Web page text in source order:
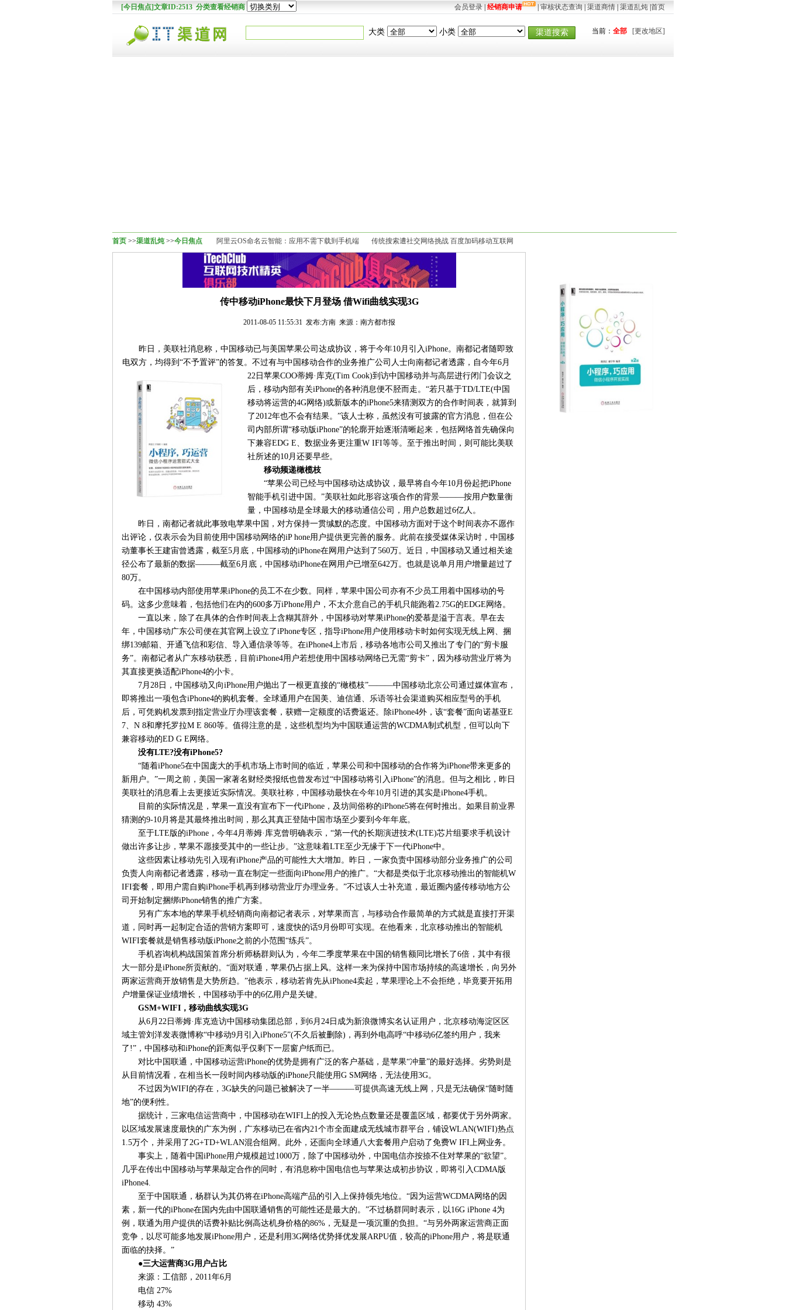
[今日焦点]文章ID:2513 分类查看经销商 会员登录 经销商申请 审核状态查询 渠道商情 渠道乱炖 首页
大类 小类 渠道搜索 当前： 全部 [更改地区]
首页 >>渠道乱炖>>今日焦点 阿里云OS命名云智能：应用不需下载到手机端 传统搜索遭社交网络挑战 百度加码移动互联网
传中移动iPhone最快下月登场 借Wifi曲线实现3G
2011-08-05 11:55:31 发布:方南 来源：南方都市报
昨日，美联社消息称，中国移动已与美国苹果公司达成协议，将于今年10月引入iPhone。南都记者随即致
电双方，均得到“不予置评”的答复。不过有与中国移动合作的业务推广公司人士向南都记者透露，自今年6月
22日苹果COO蒂姆·库克(Tim Cook)到访中国移动并与高层进行闭门会议之
后，移动内部有关iPhone的各种消息便不胫而走。“若只基于TD/LTE(中国
移动将运营的4G网络)或新版本的iPhone5来猜测双方的合作时间表，就算到
了2012年也不会有结果。”该人士称，虽然没有可披露的官方消息，但在公
司内部所谓“移动版iPhone”的轮廓开始逐渐清晰起来，包括网络首先确保向
下兼容EDG E、数据业务更注重W IFI等等。至于推出时间，则可能比美联
社所述的10月还要早些。
移动频递橄榄枝
“苹果公司已经与中国移动达成协议，最早将自今年10月份起把iPhone
智能手机引进中国。”美联社如此形容这项合作的背景———按用户数量衡
量，中国移动是全球最大的移动通信公司，用户总数超过6亿人。
昨日，南都记者就此事致电苹果中国，对方保持一贯缄默的态度。中国移动方面对于这个时间表亦不愿作
出评论，仅表示会为目前使用中国移动网络的iP hone用户提供更完善的服务。此前在接受媒体采访时，中国移
动董事长王建宙曾透露，截至5月底，中国移动的iPhone在网用户达到了560万。近日，中国移动又通过相关途
径公布了最新的数据———截至6月底，中国移动iPhone在网用户已增至642万。也就是说单月用户增量超过了
80万。
在中国移动内部使用苹果iPhone的员工不在少数。同样，苹果中国公司亦有不少员工用着中国移动的号
码。这多少意味着，包括他们在内的600多万iPhone用户，不太介意自己的手机只能跑着2.75G的EDGE网络。
一直以来，除了在具体的合作时间表上含糊其辞外，中国移动对苹果iPhone的爱慕是溢于言表。早在去
年，中国移动广东公司便在其官网上设立了iPhone专区，指导iPhone用户使用移动卡时如何实现无线上网、捆
绑139邮箱、开通飞信和彩信、导入通信录等等。在iPhone4上市后，移动各地市公司又推出了专门的“剪卡服
务”。南都记者从广东移动获悉，目前iPhone4用户若想使用中国移动网络已无需“剪卡”，因为移动营业厅将为
其直接更换适配iPhone4的小卡。
7月28日，中国移动又向iPhone用户抛出了一根更直接的“橄榄枝”———中国移动北京公司通过媒体宣布，
即将推出一项包含iPhone4的购机套餐。全球通用户在国美、迪信通、乐语等社会渠道购买相应型号的手机
后，可凭购机发票到指定营业厅办理该套餐，获赠一定额度的话费返还。除iPhone4外，该“套餐”面向诺基亚E
7、N 8和摩托罗拉M E 860等。值得注意的是，这些机型均为中国联通运营的WCDMA制式机型，但可以向下
兼容移动的ED G E网络。
没有LTE?没有iPhone5?
“随着iPhone5在中国庞大的手机市场上市时间的临近，苹果公司和中国移动的合作将为iPhone带来更多的
新用户。”一周之前，美国一家著名财经类报纸也曾发布过“中国移动将引入iPhone”的消息。但与之相比，昨日
美联社的消息看上去更接近实际情况。美联社称，中国移动最快在今年10月引进的其实是iPhone4手机。
目前的实际情况是，苹果一直没有宣布下一代iPhone，及坊间俗称的iPhone5将在何时推出。如果目前业界
猜测的9-10月将是其最终推出时间，那么其真正登陆中国市场至少要到今年年底。
至于LTE版的iPhone，今年4月蒂姆·库克曾明确表示，“第一代的长期演进技术(LTE)芯片组要求手机设计
做出许多让步，苹果不愿接受其中的一些让步。”这意味着LTE至少无缘于下一代iPhone中。
这些因素让移动先引入现有iPhone产品的可能性大大增加。昨日，一家负责中国移动部分业务推广的公司
负责人向南都记者透露，移动一直在制定一些面向iPhone用户的推广。“大都是类似于北京移动推出的智能机W
IFI套餐，即用户需自购iPhone手机再到移动营业厅办理业务。”不过该人士补充道，最近圈内盛传移动地方公
司开始制定捆绑iPhone销售的推广方案。
另有广东本地的苹果手机经销商向南都记者表示，对苹果而言，与移动合作最简单的方式就是直接打开渠
道，同时再一起制定合适的营销方案即可，速度快的话9月份即可实现。在他看来，北京移动推出的智能机
WIFI套餐就是销售移动版iPhone之前的小范围“练兵”。
手机咨询机构战国策首席分析师杨群则认为，今年二季度苹果在中国的销售额同比增长了6倍，其中有很
大一部分是iPhone所贡献的。“面对联通，苹果仍占据上风。这样一来为保持中国市场持续的高速增长，向另外
两家运营商开放销售是大势所趋。”他表示，移动若肯先从iPhone4卖起，苹果理论上不会拒绝，毕竟要开拓用
户增量保证业绩增长，中国移动手中的6亿用户是关键。
GSM+WIFI，移动曲线实现3G
从6月22日蒂姆·库克造访中国移动集团总部，到6月24日成为新浪微博实名认证用户，北京移动海淀区区
域主管刘洋发表微博称“中移动9月引入iPhone5”(不久后被删除)，再到外电高呼“中移动6亿签约用户，我来
了!”，中国移动和iPhone的距离似乎仅剩下一层窗户纸而已。
对比中国联通，中国移动运营iPhone的优势是拥有广泛的客户基础，是苹果“冲量”的最好选择。劣势则是
从目前情况看，在相当长一段时间内移动版的iPhone只能使用G SM网络，无法使用3G。
不过因为WIFI的存在，3G缺失的问题已被解决了一半———可提供高速无线上网，只是无法确保“随时随
地”的便利性。
据统计，三家电信运营商中，中国移动在WIFI上的投入无论热点数量还是覆盖区域，都要优于另外两家。
以区域发展速度最快的广东为例，广东移动已在省内21个市全面建成无线城市群平台，铺设WLAN(WIFI)热点
1.5万个，并采用了2G+TD+WLAN混合组网。此外，还面向全球通八大套餐用户启动了免费W IFI上网业务。
事实上，随着中国iPhone用户规模超过1000万，除了中国移动外，中国电信亦按捺不住对苹果的“欲望”。
几乎在传出中国移动与苹果敲定合作的同时，有消息称中国电信也与苹果达成初步协议，即将引入CDMA版
iPhone4.
至于中国联通，杨群认为其仍将在iPhone高端产品的引入上保持领先地位。“因为运营WCDMA网络的因
素，新一代的iPhone在国内先由中国联通销售的可能性还是最大的。”不过杨群同时表示，以16G iPhone 4为
例，联通为用户提供的话费补贴比例高达机身价格的86%，无疑是一项沉重的负担。“与另外两家运营商正面
竞争，以尽可能多地发展iPhone用户，还是利用3G网络优势择优发展ARPU值，较高的iPhone用户，将是联通
面临的抉择。”
●三大运营商3G用户占比
来源：工信部，2011年6月
电信 27%
移动 43%